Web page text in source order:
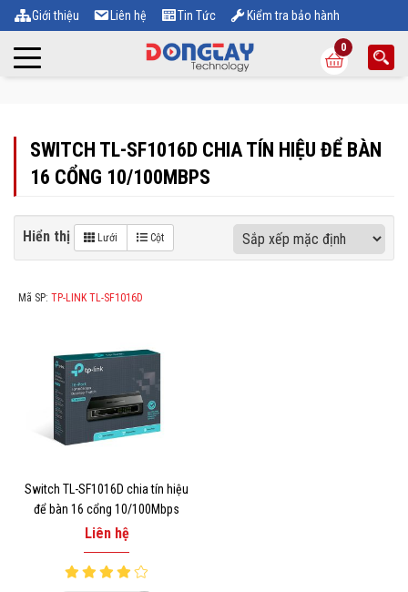
Giới thiệu Liên hệ Tin Tức Kiểm tra bảo hành
0
SWITCH TL-SF1016D CHIA TÍN HIỆU ĐỂ BÀN
16 CỔNG 10/100MBPS
Hiển thị Lưới Cột
Mã SP: TP-LINK TL-SF1016D
Switch TL-SF1016D chia tín hiệu
để bàn 16 cổng 10/100Mbps
Liên hệ